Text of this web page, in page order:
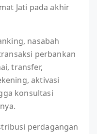
Jati pada akhir
nasabah
perbankan
transfer,
aktivasi
konsultasi
perdagangan